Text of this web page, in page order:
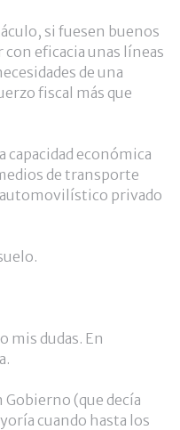
si fuesen buenos
eficacia unas líneas
de una
fiscal más que
capacidad económica
de transporte
automovilístico privado
mis dudas. En
(que decía
cuando hasta los